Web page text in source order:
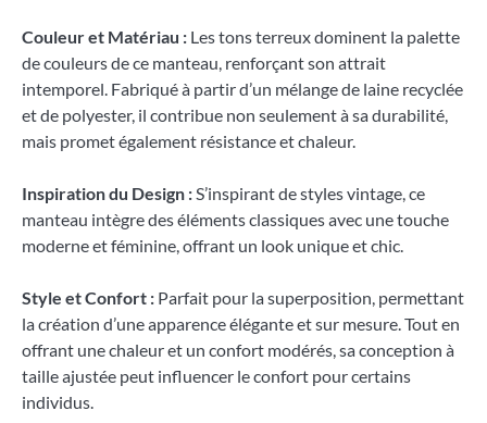
Couleur et Matériau : Les tons terreux dominent la palette
de couleurs de ce manteau, renforçant son attrait
intemporel. Fabriqué à partir d’un mélange de laine recyclée
et de polyester, il contribue non seulement à sa durabilité,
mais promet également résistance et chaleur.
Inspiration du Design : S’inspirant de styles vintage, ce
manteau intègre des éléments classiques avec une touche
moderne et féminine, offrant un look unique et chic.
Style et Confort : Parfait pour la superposition, permettant
la création d’une apparence élégante et sur mesure. Tout en
offrant une chaleur et un confort modérés, sa conception à
taille ajustée peut influencer le confort pour certains
individus.